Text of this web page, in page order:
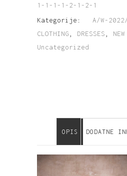
1-1-1-1-2-1-2-1
Kategorije:
A/W-
CLOTHING
DRESSES
Uncategorized
OPIS DODATNE